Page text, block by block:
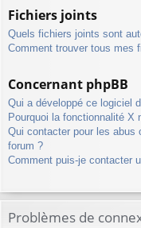
Fichiers joints
Quels fichiers joints sont
Comment trouver tous mes
Concernant phpBB
Qui a développé ce logiciel
Pourquoi la fonctionnalité X
Qui contacter pour les abus
forum ?
Comment puis-je contacter
Problèmes de